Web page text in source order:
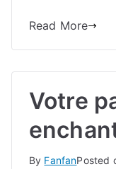
Read More
Votre
By FanfanPosted